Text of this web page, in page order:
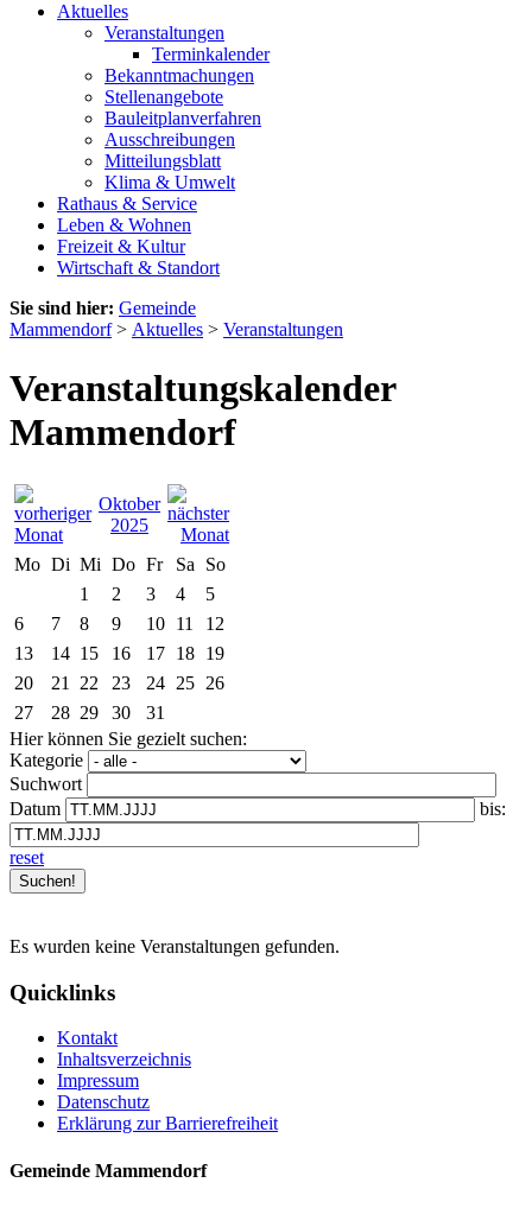
Aktuelles
Veranstaltungen
Terminkalender
Bekanntmachungen
Stellenangebote
Bauleitplanverfahren
Ausschreibungen
Mitteilungsblatt
Klima & Umwelt
Rathaus & Service
Leben & Wohnen
Freizeit & Kultur
Wirtschaft & Standort
Sie sind hier: Gemeinde
Mammendorf> Aktuelles > Veranstaltungen
Veranstaltungskalender
Mammendorf
Oktober
2025
Mo Di Mi Do Fr Sa
So
1
2 3 4
5
6
7 8 9 10 11
12
13
14 15 16 17 18 19
20
21 22 23 24 25 26
27
28 29 30
31
Hier können Sie gezielt suchen:
Kategorie
Suchwort
Datum
bis:
reset
Es wurden keine Veranstaltungen gefunden.
Quicklinks
Kontakt
Inhaltsverzeichnis
Impressum
Datenschutz
Erklärung zur Barrierefreiheit
Gemeinde Mammendorf